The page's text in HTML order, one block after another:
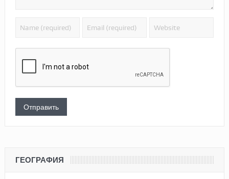
ГЕОГРАФИЯ